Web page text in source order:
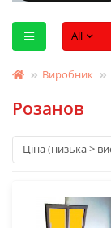
All
Виробник
Розанов